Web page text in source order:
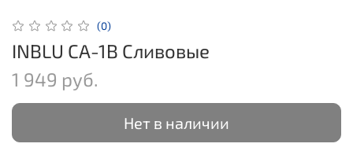
(0)
INBLU CA-1B Сливовые
1 949 руб.
Нет в наличии